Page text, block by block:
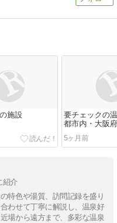
施設
要チェックの
都市内・大阪府
5ヶ月前
紹介
特色や湯質、訪問記録を盛り
わせて丁寧に解説し、温泉好
場から遠方まで、多彩な温泉